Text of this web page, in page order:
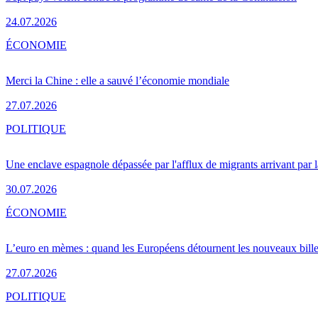
24.07.2026
Merci la Chine : elle a sauvé l’économie mondiale
27.07.2026
ÉCONOMIE
Une enclave espagnole dépassée par l'afflux de migrants arrivant par
30.07.2026
POLITIQUE
L’euro en mèmes : quand les Européens détournent les nouveaux
27.07.2026
ÉCONOMIE
POLITIQUE